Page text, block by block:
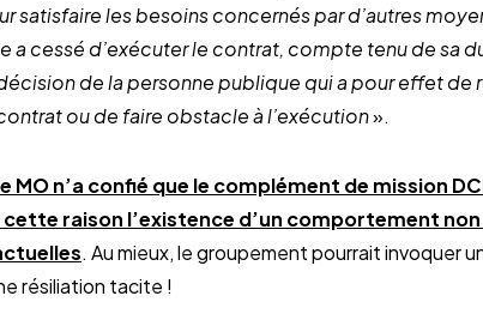
satisfaire les besoins concernés par d’autres
a cessé d’exécuter le contrat, compte tenu de sa
de la personne publique qui a pour effet de
ou de faire obstacle à l’exécution».
MO n’a confié que le complément de mission
raison l’existence d’un comportement
. Au mieux, le groupement pourrait invoquer
résiliation tacite !